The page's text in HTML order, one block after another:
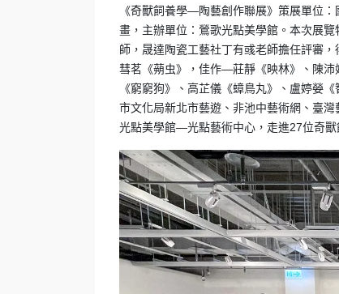
《奇獸飼養學—陶藝創作聯展》策展單位
畫，主辦單位：鶯歌光點美學館。本次展
師，晟達陶瓷工藝社丁有彧老師擔任評審
彗茗《蒴虫》，佳作—莊靜《映林》、陳
《窮窮狗》、高芷儀《蟑鳥丸》、盧婷嫈
市文化局新北市藝遊、非池中藝術網、臺
光點美學館—光點藝術中心，走進27位奇獸